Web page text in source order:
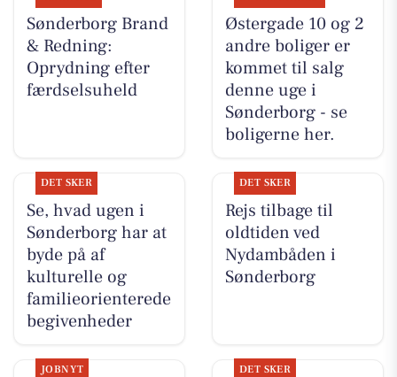
Sønderborg Brand
& Redning:
Oprydning efter
færdselsuheld
Østergade 10 og 2
andre boliger er
kommet til salg
denne uge i
Sønderborg - se
boligerne her.
DET SKER
Se, hvad ugen i
Sønderborg har at
byde på af
kulturelle og
familieorienterede
begivenheder
DET SKER
Rejs tilbage til
oldtiden ved
Nydambåden i
Sønderborg
JOBNYT DET SKER